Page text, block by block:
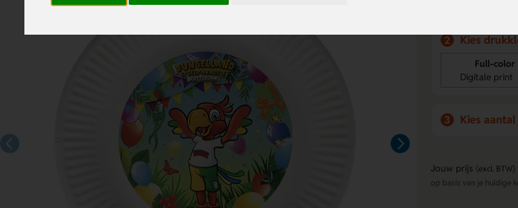
2 Kies
Full-color
Digitale print
3 Kies aantal
Jouw prijs (excl. BTW)
op basis van je huidige